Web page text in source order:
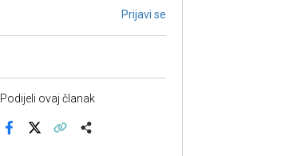
Prijavi se
Podijeli ovaj članak